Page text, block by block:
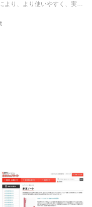
より、より使いやすく、実践